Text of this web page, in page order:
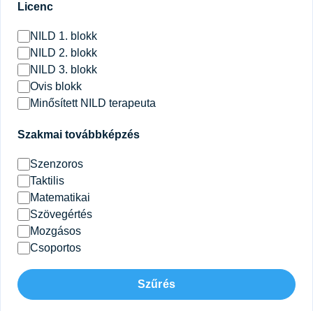
Licenc
NILD 1. blokk
NILD 2. blokk
NILD 3. blokk
Ovis blokk
Minősített NILD terapeuta
Szakmai továbbképzés
Szenzoros
Taktilis
Matematikai
Szövegértés
Mozgásos
Csoportos
Szűrés